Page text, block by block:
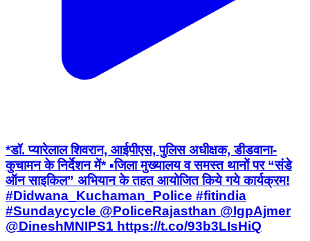
*डॉ. प्यारेलाल शिवरान, आईपीएस, पुलिस अधीक्षक, डीडवाना-
कुचामन के निर्देशन में* ▪️जिला मुख्यालय व समस्त थानों पर “संडे
ऑन साइकिल” अभियान के तहत आयोजित किये गये कार्यक्रम!
#Didwana_Kuchaman_Police #fitindia
#Sundaycycle @PoliceRajasthan @IgpAjmer
@DineshMNIPS1 https://t.co/93b3LIsHiQ